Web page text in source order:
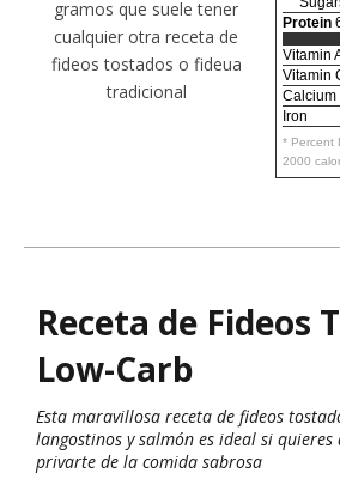
Protein
Vitamin
Vitamin
Calcium
Iron
* Percent
2000
gramos que suele tener
cualquier otra receta de
fideos tostados o fideua
tradicional
Receta de Fideos
Low-Carb
Esta maravillosa receta de fideos
langostinos y salmón es ideal si quieres
privarte de la comida sabrosa